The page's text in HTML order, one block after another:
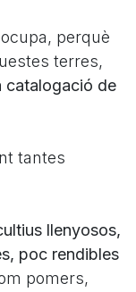
perquè
terres,
catalogació de
tantes
llenyosos,
poc rendibles
pomers,